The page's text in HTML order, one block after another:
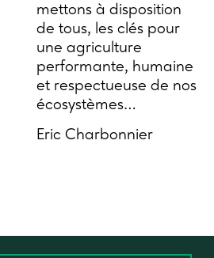
mettons à disposition
de tous, les clés pour
une agriculture
performante, humaine
et respectueuse de nos
écosystèmes…
Eric Charbonnier